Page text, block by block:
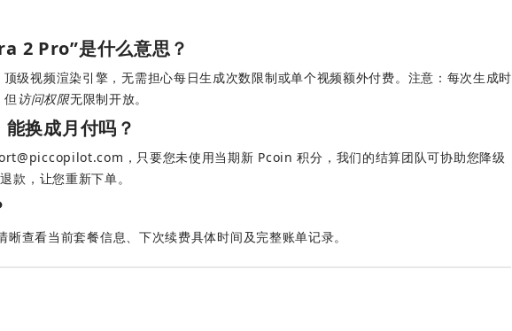
2 Pro”是什么意思？
级视频渲染引擎，无需担心每日生成次数限制或单个视频额外付费。注意：每次生成时
但访问权限无限制开放。
换成月付吗？
，只要您未使用当期新 Pcoin 积分，我们的结算团队可协助您降级
款，让您重新下单。
晰查看当前套餐信息、下次续费具体时间及完整账单记录。